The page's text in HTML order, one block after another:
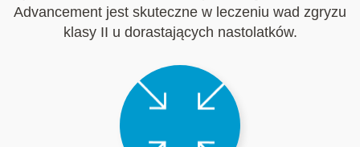
Advancement jest skuteczne w leczeniu wad zgryzu
klasy II u dorastających nastolatków.